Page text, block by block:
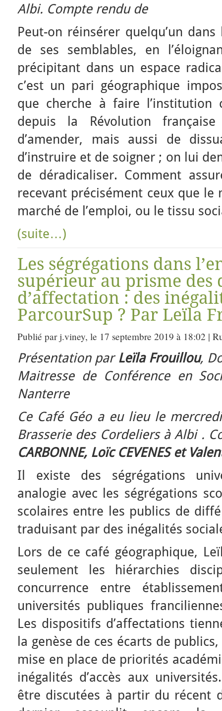
Albi. Compte rendu de
Peut-on réinsérer quelqu’un
de ses semblables, en
précipitant dans un espace
c’est un pari géographique
que cherche à faire l’institution
depuis la Révolution
d’amender, mais aussi de
d’instruire et de soigner ; on lui
de déradicaliser. Comment
recevant précisément ceux que le
marché de l’emploi, ou le tissu
(suite…)
Les ségrégations dans
supérieur au prisme des
d’affectation : des
ParcourSup ? Par Leïla
Publié par j.viney, le 17 septembre 2019 à 18:02 |
Présentation par Leïla Frouillou,
Maitresse de Conférence en
Nanterre
Ce Café Géo a eu lieu le
Brasserie des Cordeliers à Albi .
CARBONNE, Loïc CEVENES et
Il existe des ségrégations
analogie avec les ségrégations
scolaires entre les publics de
traduisant par des inégalités
Lors de ce café géographique,
seulement les hiérarchies
concurrence entre
universités publiques
Les dispositifs d’affectations
la genèse de ces écarts de
mise en place de priorités
inégalités d’accès aux
être discutées à partir du récent